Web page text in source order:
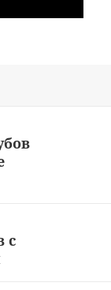
с